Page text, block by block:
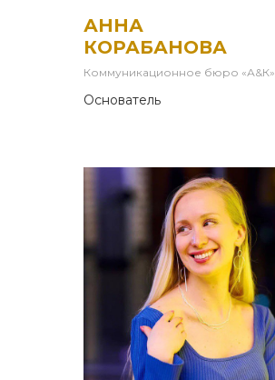
АННА
КОРАБАНОВА
Коммуникационное бюро «А&К»
Основатель